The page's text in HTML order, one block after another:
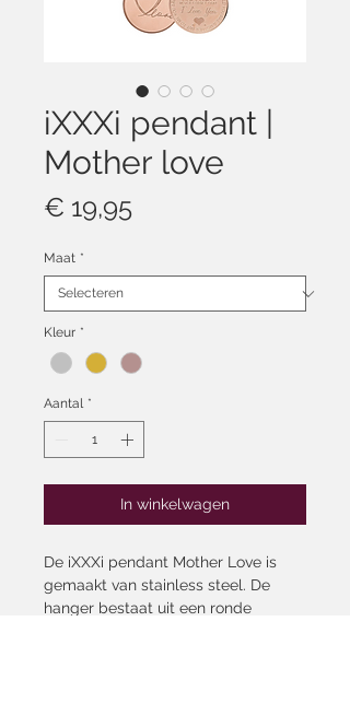
iXXXi pendant |
Mother love
€ 19,95Prijs
Maat *
Kleur *
Aantal *
In winkelwagen
De iXXXi pendant Mother Love is
gemaakt van stainless steel. De
hanger bestaat uit een ronde